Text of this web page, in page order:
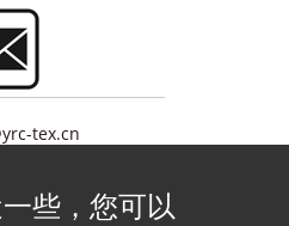
tex.cn
些，您可以